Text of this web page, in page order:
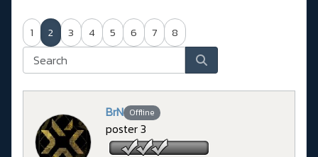
1 2 3 4 5 6 7 8
BrN Offline
poster 3